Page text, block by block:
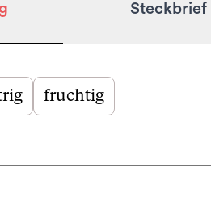
Steckbrief
fruchtig